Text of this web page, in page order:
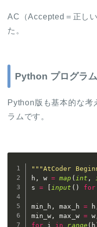
AC（Accepted＝正し
た。
Python プログラ
Python版も基本的な考
ラムです。
"""AtCoder
h , w = map ( int ,
s = input ( ) for
min_h , max_h = h
min_w , max_w = w
for i in range ( h